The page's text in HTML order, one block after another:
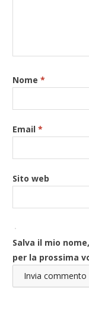
Nome*
Email*
Sito web
Salva il mio
per la prossima